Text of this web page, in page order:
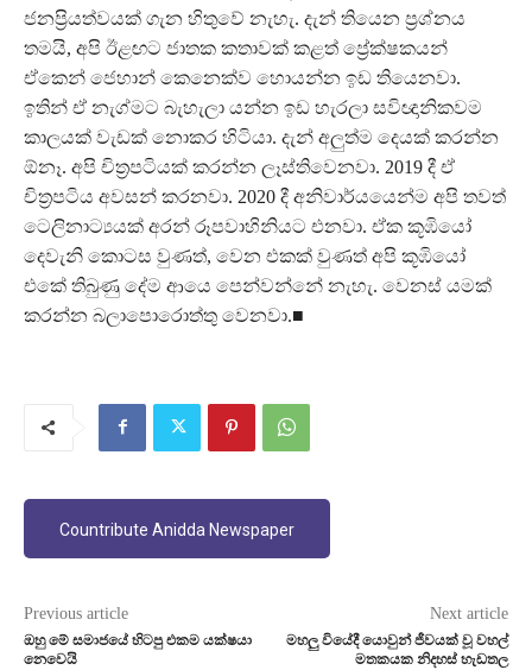
ජනප්‍රියත්වයක් ගැන හිතුවේ නැහැ. දැන් තියෙන ප්‍රශ්නය
තමයි, අපි ඊළඟට ජාතක කතාවක් කළත් ප්‍රේක්ෂකයන්
ඒකෙන් ජෙහාන් කෙනෙක්ව හොයන්න ඉඩ තියෙනවා.
ඉතින් ඒ නැග්මට බැහැලා යන්න ඉඩ හැරලා සවිඥානිකවම
කාලයක් වැඩක් නොකර හිටියා. දැන් අලු‍ත්ම දෙයක් කරන්න
ඕනෑ. අපි චිත්‍රපටියක් කරන්න ලෑස්තිවෙනවා. 2019 දී ඒ
චිත්‍රපටිය අවසන් කරනවා. 2020 දී අනිවාර්යයෙන්ම අපි තවත්
ටෙලිනාට්‍යයක් අරන් රූපවාහිනියට එනවා. ඒක කූඹියෝ
දෙවැනි කොටස වුණත්, වෙන එකක් වුණත් අපි කූඹියෝ
එකේ තිබුණු දේම ආයෙ පෙන්වන්නේ නැහැ. වෙනස් යමක්
කරන්න බලාපොරොත්තු වෙනවා.■
Countribute Anidda Newspaper
Previous article
ඔහු මේ සමාජයේ හිටපු එකම යක්ෂයා
නෙවෙයි
Next article
මහලු වියේදී යොවුන් ජීවයක් වූ වහල්
මතකයක නිදහස් හැඩතල